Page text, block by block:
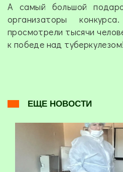
А самый большой
организаторы
просмотрели тысячи
к победе над туберкулезом!
ЕЩЕ НОВОСТИ